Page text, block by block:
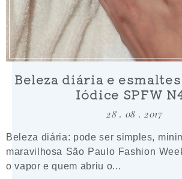
Beleza diária e
Iódice SPFW
28 . 08 . 2017
Beleza diária: pode ser simples,
maravilhosa São Paulo Fashion
o vapor e quem abriu o...